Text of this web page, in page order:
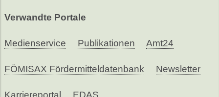
Verwandte Portale
Medienservice Publikationen Amt24
FÖMISAX Fördermitteldatenbank Newsletter
Karriereportal EDAS